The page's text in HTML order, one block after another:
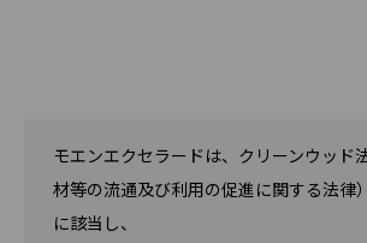
モエンエクセラードは、クリーンウッド
材等の流通及び利用の促進に関する法律
に該当し、